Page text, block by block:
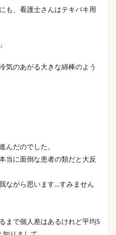
も、看護士さんはテキパキ用
気のあがる大きな綿棒のよう
んだのでした。
当に面倒な患者の類だと大反
ながら思います…すみません
まで個人差はあるけれど平均5